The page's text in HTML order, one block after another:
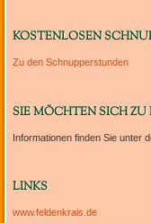
KOSTENLOSEN
Zu den Schnupperstunden
SIE MÖCHTEN SICH
Informationen finden Sie unter
LINKS
www.feldenkrais.de